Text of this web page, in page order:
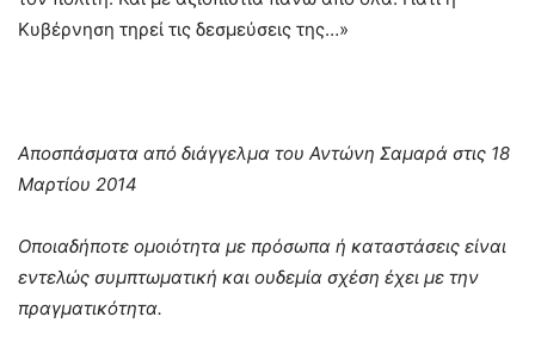
Κυβέρνηση τηρεί τις δεσμεύσεις της…»
Αποσπάσματα από διάγγελμα του Αντώνη Σαμαρά στις 18
Μαρτίου 2014
Οποιαδήποτε ομοιότητα με πρόσωπα ή καταστάσεις είναι
εντελώς συμπτωματική και ουδεμία σχέση έχει με την
πραγματικότητα.